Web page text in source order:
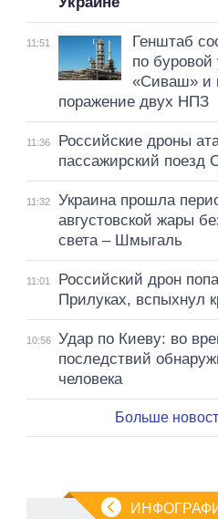
11:51
Генштаб
по буровой
«Сиваш» и
поражение двух НПЗ
11:36
Российские дроны
пассажирский поезд
11:32
Украина прошла
августовской жары
света – Шмыгаль
11:01
Российский дрон
Прилуках, вспыхнул
10:56
Удар по Киеву: во
последствий
человека
Больше